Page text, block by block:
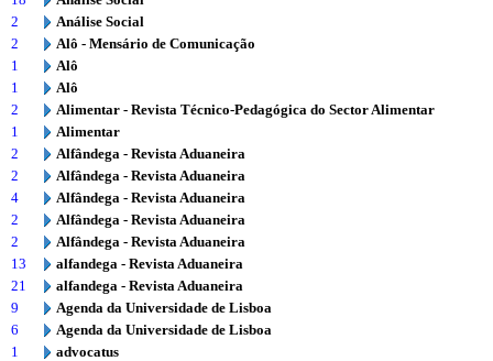
2
Análise Social
2
Alô - Mensário de Comunicação
1
Alô
1
Alô
2
Alimentar - Revista Técnico-Pedagógica do Sector Alimentar
1
Alimentar
2
Alfândega - Revista Aduaneira
2
Alfândega - Revista Aduaneira
4
Alfândega - Revista Aduaneira
2
Alfândega - Revista Aduaneira
2
Alfândega - Revista Aduaneira
13
alfandega - Revista Aduaneira
21
alfandega - Revista Aduaneira
9
Agenda da Universidade de Lisboa
6
Agenda da Universidade de Lisboa
1
advocatus